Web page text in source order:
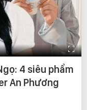
4 siêu phẩm
An Phương